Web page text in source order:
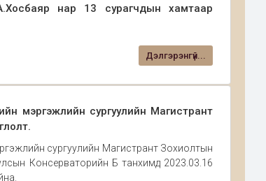
нар 13 сурагчдын хамтаар
ОХУ Буриад улсын нийслэл Улаан-Үд
нарын нэрэмжит Олон улсын бүжгийн III-р
Дэлгэрэнгүй...
мэргэжлийн сургуулийн Магистрант
сургуулийн Магистрант Зохиолтын
Консерваторийн Б танхимд 2023.03.16